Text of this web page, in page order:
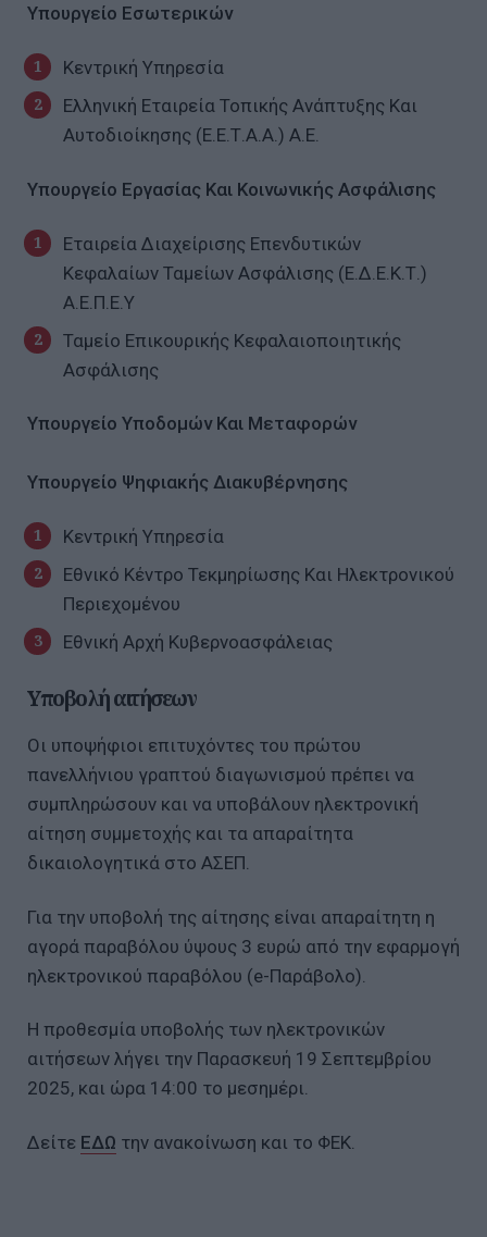
Υπουργείο Εσωτερικών
Κεντρική Υπηρεσία
Ελληνική Εταιρεία Τοπικής Ανάπτυξης Και
Αυτοδιοίκησης (Ε.Ε.Τ.Α.Α.) Α.Ε.
Υπουργείο Εργασίας Και Κοινωνικής Ασφάλισης
Εταιρεία Διαχείρισης Επενδυτικών
Κεφαλαίων Ταμείων Ασφάλισης (Ε.Δ.Ε.Κ.Τ.)
Α.Ε.Π.Ε.Υ
Ταμείο Επικουρικής Κεφαλαιοποιητικής
Ασφάλισης
Υπουργείο Υποδομών Και Μεταφορών
Υπουργείο Ψηφιακής Διακυβέρνησης
Κεντρική Υπηρεσία
Εθνικό Κέντρο Τεκμηρίωσης Και Ηλεκτρονικού
Περιεχομένου
Εθνική Αρχή Κυβερνοασφάλειας
Υποβολή αιτήσεων
Οι υποψήφιοι επιτυχόντες του πρώτου
πανελλήνιου γραπτού διαγωνισμού πρέπει να
συμπληρώσουν και να υποβάλουν ηλεκτρονική
αίτηση συμμετοχής και τα απαραίτητα
δικαιολογητικά στο ΑΣΕΠ.
Για την υποβολή της αίτησης είναι απαραίτητη η
αγορά παραβόλου ύψους 3 ευρώ από την εφαρμογή
ηλεκτρονικού παραβόλου (e-Παράβολο).
Η προθεσμία υποβολής των ηλεκτρονικών
αιτήσεων λήγει την Παρασκευή 19 Σεπτεμβρίου
2025, και ώρα 14:00 το μεσημέρι.
Δείτε ΕΔΩ την ανακοίνωση και το ΦΕΚ.